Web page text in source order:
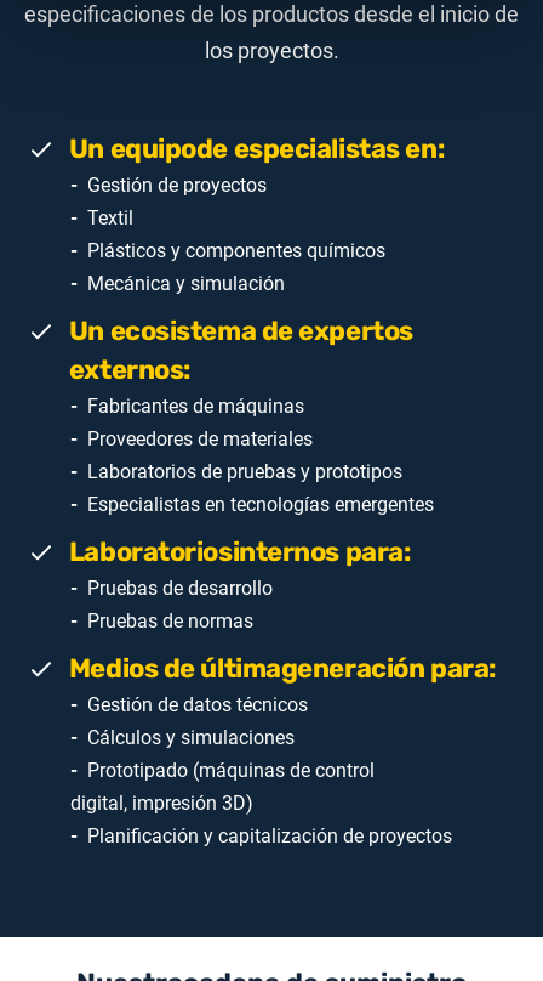
especificaciones de los productos desde el inicio de
los proyectos.
Un equipode especialistas en:
Gestión de proyectos
Textil
Plásticos y componentes químicos
Mecánica y simulación
Un ecosistema de expertos
externos:
Fabricantes de máquinas
Proveedores de materiales
Laboratorios de pruebas y prototipos
Especialistas en tecnologías emergentes
Laboratoriosinternos para:
Pruebas de desarrollo
Pruebas de normas
Medios de últimageneración para:
Gestión de datos técnicos
Cálculos y simulaciones
Prototipado (máquinas de control
digital, impresión 3D)
Planificación y capitalización de proyectos